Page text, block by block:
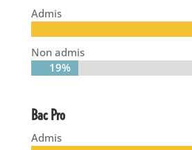
Admis
Non admis
19%
19%
Bac Pro
Admis